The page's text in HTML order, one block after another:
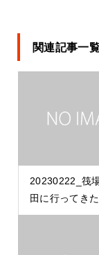
関連記事一
20230222_筏
田に行ってきた